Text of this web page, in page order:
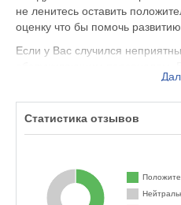
не ленитесь оставить
оценку что бы помочь
Если у Вас случился
не только на официальном
меры по улучшению качества
Атлантик Карго находится по
впечатлением от посещения
посетителями.
Статистика отзывов